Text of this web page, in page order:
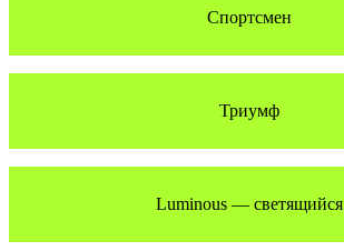
Спортсмен
Триумф
Luminous — светящийся